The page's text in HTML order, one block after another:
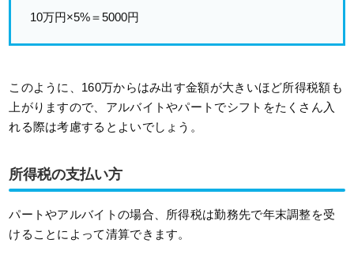
10万円×5%＝5000円
このように、160万からはみ出す金額が大きいほど所得税額も
上がりますので、アルバイトやパートでシフトをたくさん入
れる際は考慮するとよいでしょう。
所得税の支払い方
パートやアルバイトの場合、所得税は勤務先で年末調整を受
けることによって清算できます。